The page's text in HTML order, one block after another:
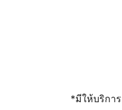
เปิดให้จ
*มีให้บริกา